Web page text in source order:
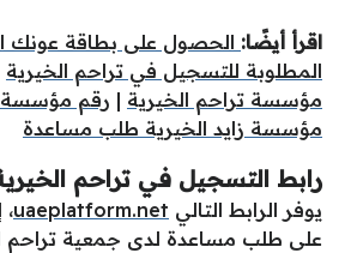
اقرأ أيضًا: الحصول على بطاقة عونك
المطلوبة للتسجيل في تراحم الخيرية
مؤسسة تراحم الخيرية | رقم مؤسسة
مؤسسة زايد الخيرية طلب مساعدة
رابط التسجيل في تراحم
يوفر الرابط التالي uaeplatform.net،
على طلب مساعدة لدى جمعية تراحم